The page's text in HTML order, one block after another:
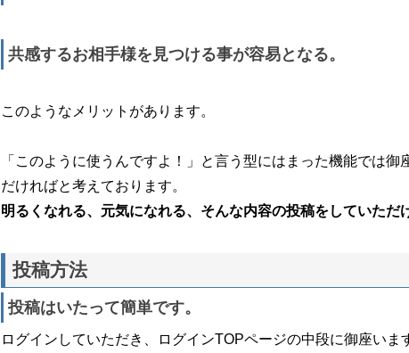
共感するお相手様を見つける事が容易となる。
このようなメリットがあります。
「このように使うんですよ！」と言う型にはまった機能では
だければと考えております。
明るくなれる、元気になれる、そんな内容の投稿をしていただ
投稿方法
投稿はいたって簡単です。
ログインしていただき、ログインTOPページの中段に御座い